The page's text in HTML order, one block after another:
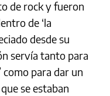
de rock y fueron
de ‘la
desde su
servía tanto para
como para dar un
se estaban